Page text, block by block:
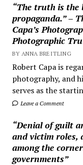
“The truth is the
propaganda.” –
Capa’s
Photographic
BY ANNA BREITLING
Robert Capa is
photography, and
serves as the
Leave a Comment
“Denial of guilt
and victim roles,
among the
governments”